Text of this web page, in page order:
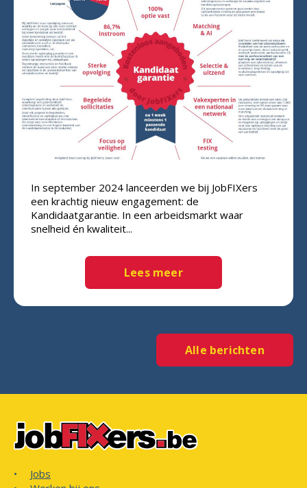
In september 2024 lanceerden we bij JobFIXers
een krachtig nieuw engagement: de
Kandidaatgarantie. In een arbeidsmarkt waar
snelheid én kwaliteit...
Lees meer
Alle berichten
Jobs